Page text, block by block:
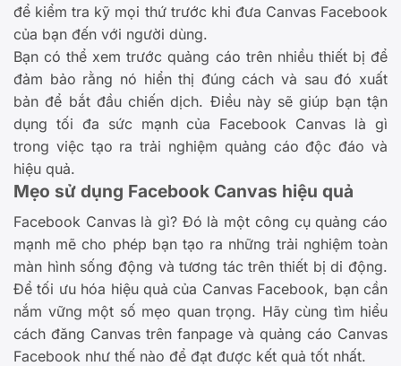
để kiểm tra kỹ mọi thứ trước khi đưa Canvas Facebook
của bạn đến với người dùng.
Bạn có thể xem trước quảng cáo trên nhiều thiết bị để
đảm bảo rằng nó hiển thị đúng cách và sau đó xuất
bản để bắt đầu chiến dịch. Điều này sẽ giúp bạn tận
dụng tối đa sức mạnh của Facebook Canvas là gì
trong việc tạo ra trải nghiệm quảng cáo độc đáo và
hiệu quả.
Mẹo sử dụng Facebook Canvas hiệu quả
Facebook Canvas là gì? Đó là một công cụ quảng cáo
mạnh mẽ cho phép bạn tạo ra những trải nghiệm toàn
màn hình sống động và tương tác trên thiết bị di động.
Để tối ưu hóa hiệu quả của Canvas Facebook, bạn cần
nắm vững một số mẹo quan trọng. Hãy cùng tìm hiểu
cách đăng Canvas trên fanpage và quảng cáo Canvas
Facebook như thế nào để đạt được kết quả tốt nhất.